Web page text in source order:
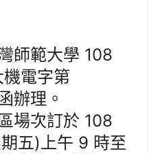
師範大學 108
電字第
辦理。
場次訂於 108
五)上午 9 時至